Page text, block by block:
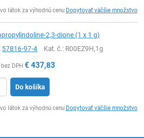
látok za výhodnú cenu Dopytovať väčšie množstvo
2,3-dione (1 x 1 g)
57816-97-4 Kat. č.: R00EZ9H,1g
DPH € 437,83
Do košíka
látok za výhodnú cenu Dopytovať väčšie množstvo